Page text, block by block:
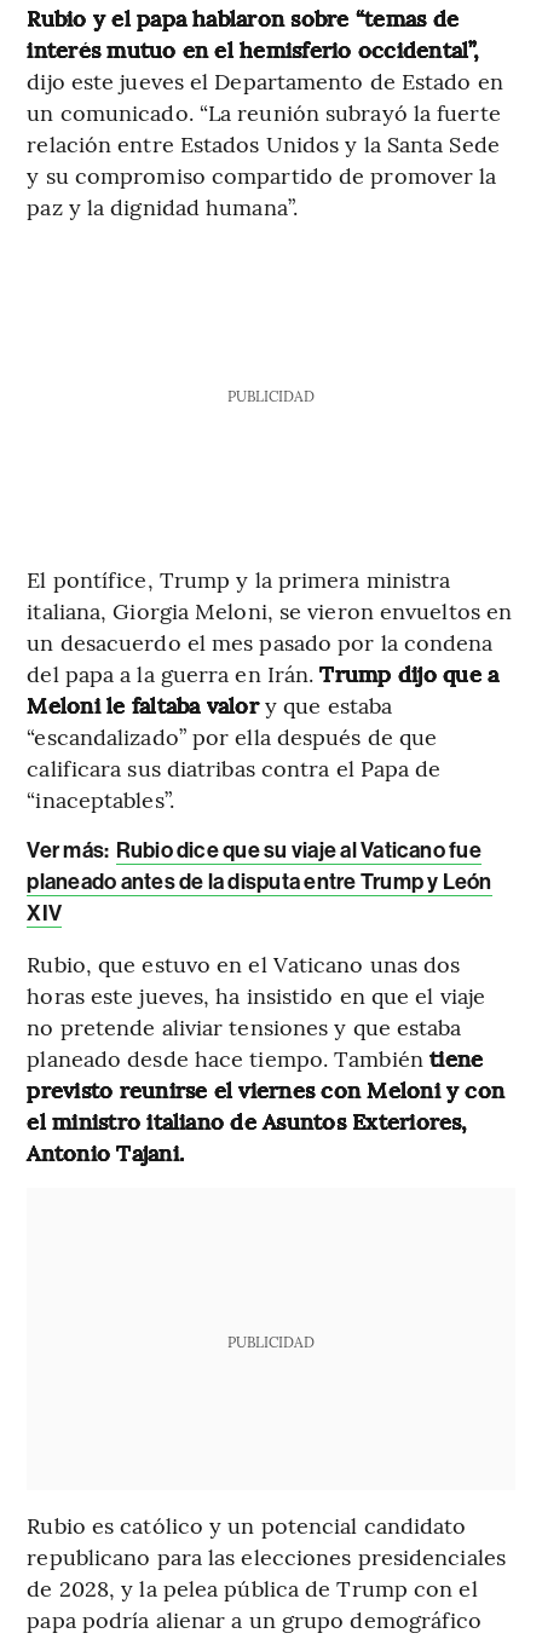
Rubio y el papa hablaron sobre “temas de
interés mutuo en el hemisferio occidental”,
dijo este jueves el Departamento de Estado en
un comunicado. “La reunión subrayó la fuerte
relación entre Estados Unidos y la Santa Sede
y su compromiso compartido de promover la
paz y la dignidad humana”.
PUBLICIDAD
El pontífice, Trump y la primera ministra
italiana, Giorgia Meloni, se vieron envueltos en
un desacuerdo el mes pasado por la condena
del papa a la guerra en Irán.Trump dijo que a
Meloni le faltaba valory que estaba
“escandalizado” por ella después de que
calificara sus diatribas contra el Papa de
“inaceptables”.
Ver más: Rubio dice que su viaje al Vaticano fue
planeado antes de la disputa entre Trump y León
XIV
Rubio, que estuvo en el Vaticano unas dos
horas este jueves, ha insistido en que el viaje
no pretende aliviar tensiones y que estaba
planeado desde hace tiempo. También tiene
previsto reunirse el viernes con Meloni y con
el ministro italiano de Asuntos Exteriores,
Antonio Tajani.
PUBLICIDAD
Rubio es católico y un potencial candidato
republicano para las elecciones presidenciales
de 2028, y la pelea pública de Trump con el
papa podría alienar a un grupo demográfico